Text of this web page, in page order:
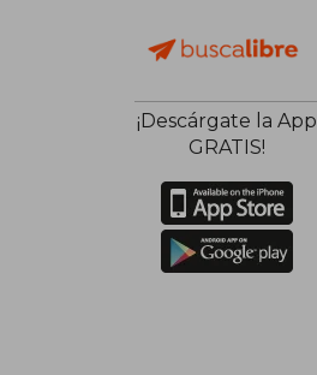
¡Descárgate la App
GRATIS!